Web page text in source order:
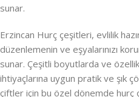
sunar.
Erzincan Hurç çeşitleri, evlilik
düzenlemenin ve eşyalarınızı
sunar. Çeşitli boyutlarda ve
ihtiyaçlarına uygun pratik ve şık
çiftler için bu özel dönemde hurç